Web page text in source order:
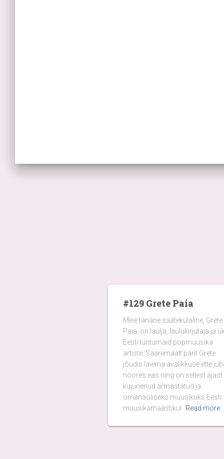
#129 Grete Paia
Meie tänane saatekülaline, Grete
Paia, on laulja, laulukirjutaja ja
Eesti tuntumaid popmuusika
artiste. Saaremaalt pärit Grete
jõudis laiema avalikkuse ette
noores eas ning on sellest ajast
kujunenud armastatud ja
omanäoliseks muusikuks Eesti
muusikamaastikul.
Read more